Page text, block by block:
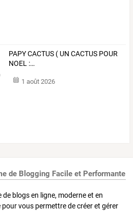
PAPYCACTUS ( UN CACTUS POUR
NOEL :…
1 août 2026
de Blogging Facile et Performante
blogs en ligne, moderne et en
vous permettre de créer et gérer